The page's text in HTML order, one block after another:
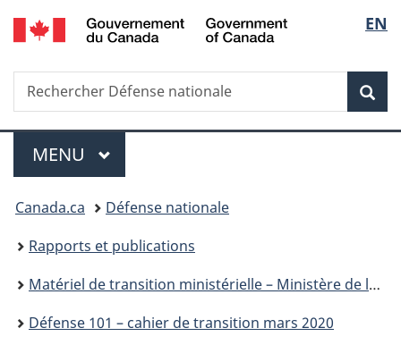
Passer
au
des
Passer
au
principal
Passer
à
Au
du
Passer
au
de
section
Passer
à
version
simplifiée
de
la
EN
Recherche
Rechercher
Défense
Menu
MENU PRINCIPAL
Vous
êtes
ici :
Canada.ca
Défense nationale
Rapports et publications
Matériel de transition ministérielle – Ministère de la Défense nationale
Défense 101 – cahier de transition mars 2020